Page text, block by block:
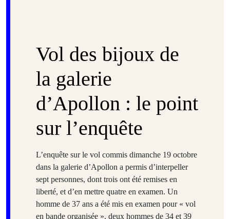
Vol des bijoux de
la galerie
d’Apollon : le point
sur l’enquête
L’enquête sur le vol commis dimanche 19 octobre
dans la galerie d’Apollon a permis d’interpeller
sept personnes, dont trois ont été remises en
liberté, et d’en mettre quatre en examen. Un
homme de 37 ans a été mis en examen pour « vol
en bande organisée », deux hommes de 34 et 39